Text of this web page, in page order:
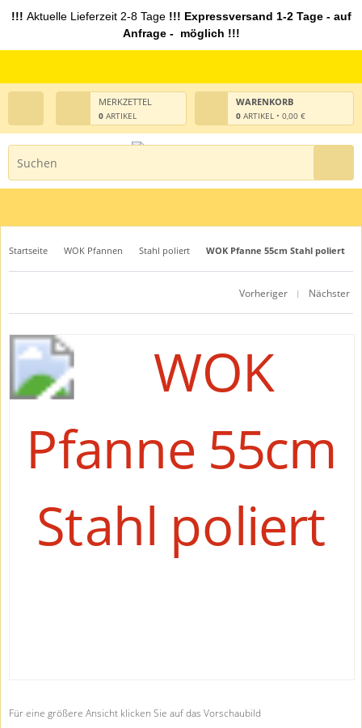
!!! Aktuelle Lieferzeit 2-8 Tage !!! Expressversand 1-2 Tage - auf
Anfrage - möglich !!!
WARENKORB
0 ARTIKEL • 0,00 €
MERKZETTEL
0 ARTIKEL
Startseite WOK Pfannen Stahl poliert WOK Pfanne 55cm Stahl poliert
Vorheriger | Nächster
Für eine größere Ansicht klicken Sie auf das Vorschaubild